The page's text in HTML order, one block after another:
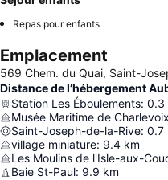
Repas pour enfants
Emplacement
569 Chem. du Quai, Saint-
Distance de l’hébergement
Station Les Éboulements: 0.3
Musée Maritime de Charlevoix
Saint-Joseph-de-la-Rive: 0.7
village miniature: 9.4 km
Les Moulins de l'Isle-aux-
Baie St-Paul: 9.9 km